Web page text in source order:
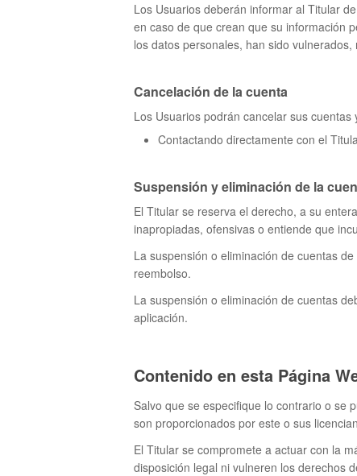
Los Usuarios deberán informar al Titular
en caso de que crean que su información
los datos personales, han sido
Cancelación de la cuenta
Los Usuarios podrán cancelar sus
Contactando directamente con el
Suspensión y eliminación de la
El Titular se reserva el derecho, a su
inapropiadas, ofensivas o entiende que
La suspensión o eliminación de cuentas
reembolso.
La suspensión o eliminación de cuentas
aplicación.
Contenido en esta Página
Salvo que se especifique lo contrario o se
son proporcionados por este o sus
El Titular se compromete a actuar con la
disposición legal ni vulneren los derechos